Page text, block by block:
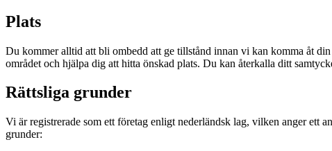
Plats
Du kommer alltid att bli ombedd att ge tillstånd innan vi kan komma åt
området och hjälpa dig att hitta önskad plats. Du kan återkalla ditt
Rättsliga grunder
Vi är registrerade som ett företag enligt nederländsk lag, vilken anger ett
grunder: